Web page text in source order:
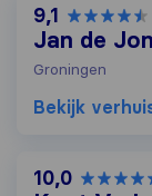
9,1
Jan de
Groningen
Bekijk
10,0